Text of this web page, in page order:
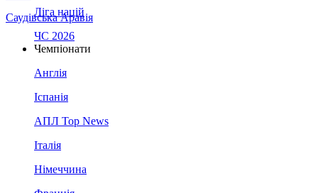
Саудівська Аравія
Ліга націй
ЧС 2026
Чемпіонати
Англія
Іспанія
АПЛ Top News
Італія
Німеччина